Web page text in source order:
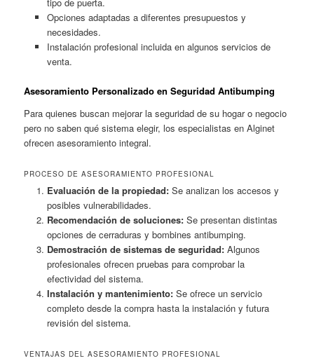
Opciones adaptadas a diferentes presupuestos y
necesidades.
Instalación profesional incluida en algunos servicios de
venta.
Asesoramiento Personalizado en Seguridad Antibumping
Para quienes buscan mejorar la seguridad de su hogar o negocio
pero no saben qué sistema elegir, los especialistas en Alginet
ofrecen asesoramiento integral.
PROCESO DE ASESORAMIENTO PROFESIONAL
Evaluación de la propiedad:Se analizan los accesos y
posibles vulnerabilidades.
Recomendación de soluciones:Se presentan distintas
opciones de cerraduras y bombines antibumping.
Demostración de sistemas de seguridad:Algunos
profesionales ofrecen pruebas para comprobar la
efectividad del sistema.
Instalación y mantenimiento:Se ofrece un servicio
completo desde la compra hasta la instalación y futura
revisión del sistema.
VENTAJAS DEL ASESORAMIENTO PROFESIONAL